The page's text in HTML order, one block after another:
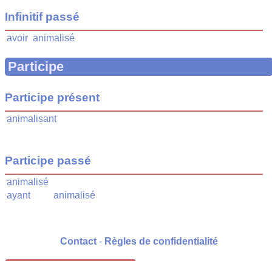
Infinitif passé
avoir animalisé
Participe
Participe présent
animalisant
Participe passé
animalisé
ayant
animalisé
Contact - Règles de confidentialité